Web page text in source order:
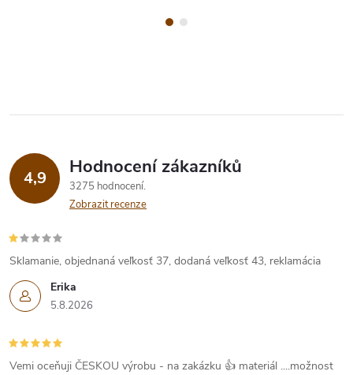
4,9 Hodnocení zákazníků
3275 hodnocení
Zobrazit recenze
Erika
5.8.2026
Sklamanie, objednaná veľkosť 37, dodaná veľkosť 43, reklamácia
Vemi oceňuji ČESKOU výrobu - na zakázku 👍 materiál ....možnost